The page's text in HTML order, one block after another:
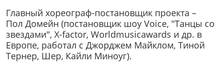
Главный хореограф-постановщик проекта –
Пол Домейн (постановщик шоу Voice, "Танцы со
звездами", X-factor, Worldmusicawards и др. в
Европе, работал с Джорджем Майклом, Тиной
Тернер, Шер, Кайли Миноуг).